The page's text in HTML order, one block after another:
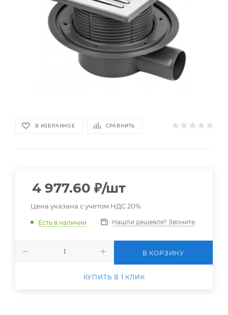
В ИЗБРАННОЕ СРАВНИТЬ
4 977.60 ₽/шт
Цена указана с учетом НДС 20%
Есть в наличии Нашли дешевле? Звоните
В КОРЗИНУ
КУПИТЬ В 1 КЛИК